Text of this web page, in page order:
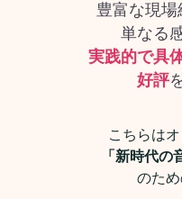
豊富な現場
単なる
実践的で具
好評
こちらは
「新時代の
のた